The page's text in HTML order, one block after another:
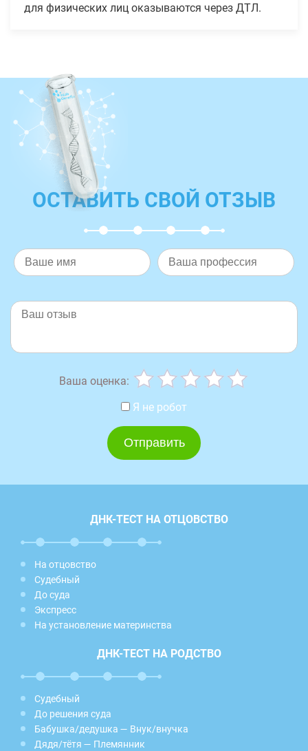
для физических лиц оказываются через ДТЛ.
ОСТАВИТЬ СВОЙ ОТЗЫВ
Ваша оценка:
Я не робот
ДНК-ТЕСТ НА ОТЦОВСТВО
На отцовство
Судебный
До суда
Экспресс
На установление материнства
ДНК-ТЕСТ НА РОДСТВО
Судебный
До решения суда
Бабушка/дедушка — Внук/внучка
Дядя/тётя — Племянник